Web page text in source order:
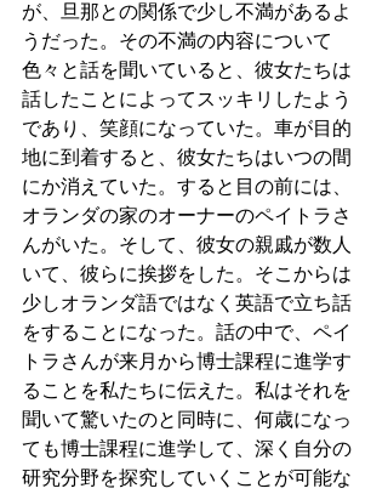
が、旦那との関係で少し不満があるよ
うだった。その不満の内容について
色々と話を聞いていると、彼女たちは
話したことによってスッキリしたよう
であり、笑顔になっていた。車が目的
地に到着すると、彼女たちはいつの間
にか消えていた。すると目の前には、
オランダの家のオーナーのペイトラさ
んがいた。そして、彼女の親戚が数人
いて、彼らに挨拶をした。そこからは
少しオランダ語ではなく英語で立ち話
をすることになった。話の中で、ペイ
トラさんが来月から博士課程に進学す
ることを私たちに伝えた。私はそれを
聞いて驚いたのと同時に、何歳になっ
ても博士課程に進学して、深く自分の
研究分野を探究していくことが可能な